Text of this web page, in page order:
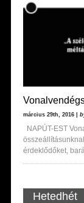
március 29th, 2016 |
NAPÚT-EST
érdeklődőket,
Hetedhét